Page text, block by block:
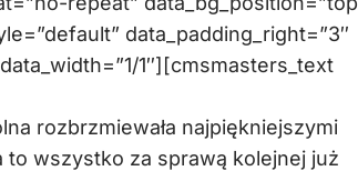
data_padding_right=”3″
1″][cmsmasters_text
rozbrzmiewała najpiękniejszymi
wszystko za sprawą kolejnej już